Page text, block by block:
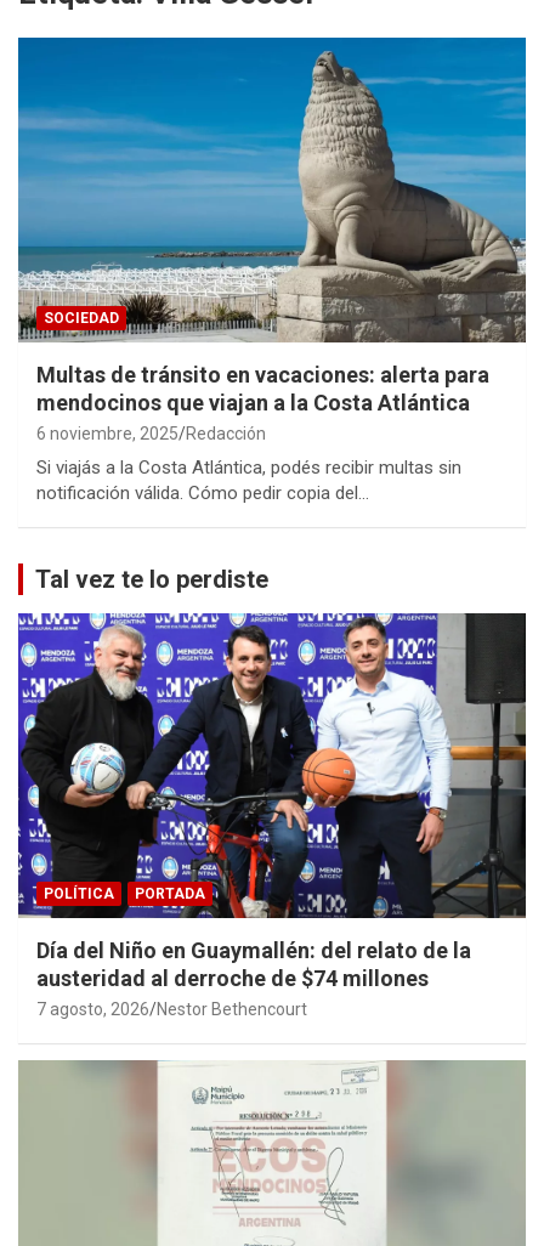
SOCIEDAD
Multas de tránsito en vacaciones: alerta para
mendocinos que viajan a la Costa Atlántica
6 noviembre, 2025 Redacción
Si viajás a la Costa Atlántica, podés recibir multas sin
notificación válida. Cómo pedir copia del…
Tal vez te lo perdiste
POLÍTICA PORTADA
Día del Niño en Guaymallén: del relato de la
austeridad al derroche de $74 millones
7 agosto, 2026 Nestor Bethencourt